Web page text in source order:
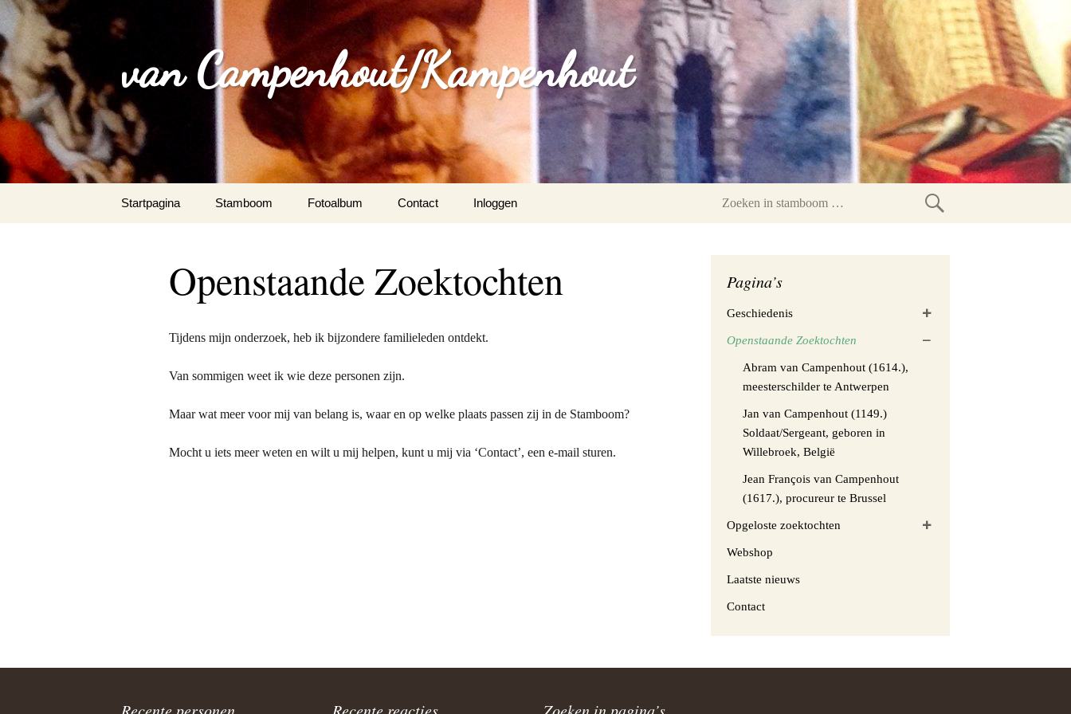
van Campenhout/Kampenhout
naar
Startpagina Stamboom Fotoalbum Contact
Inloggen
Zoeken
Openstaande Zoektochten
Tijdens mijn onderzoek, heb ik bijzondere familieleden ontdekt.
Van sommigen weet ik wie deze personen zijn.
Maar wat meer voor mij van belang is, waar en op welke plaats passen zij in de Stamboom?
Mocht u iets meer weten en wilt u mij helpen, kunt u mij via ‘Contact’, een e-mail sturen.
Pagina’s
Geschiedenis
Openstaande Zoektochten
Abram van Campenhout (1614.),
meesterschilder te Antwerpen
Jan van Campenhout (1149.)
Soldaat/Sergeant, geboren in
Willebroek, België
Jean François van Campenhout
(1617.), procureur te Brussel
Opgeloste zoektochten
Webshop
Laatste nieuws
Contact